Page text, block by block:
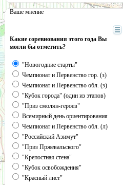
Ваше мнение
Какие соревнования этого года Вы
могли бы отметить?
"Новогодние старты"
Чемпионат и Первенство гор. (з)
Чемпионат и Первенство обл. (з)
"Кубок города" (один из этапов)
"Приз смолян-героев"
Всемирный день ориентирования
Чемпионат и Первенство обл. (л)
"Российский Азимут"
"Приз Пржевальского"
"Крепостная стена"
"Кубок освобождения"
"Красный лист"